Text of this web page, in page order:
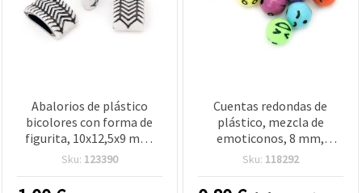
Abalorios de plástico
bicolores con forma de
figurita, 10x12,5x9 mm,
orificio: 13 mm, blanco y
Sku: 123390
Cuentas redondas de
plástico, mezcla de
emoticonos, 8 mm,
agujero 2,5 mm, 20 g (~78
Sku: 118292